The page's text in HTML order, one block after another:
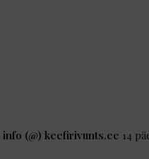
info (@) keefirivunts.ee 14